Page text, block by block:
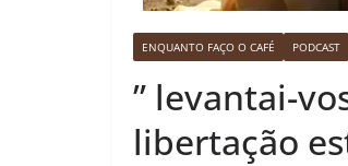
ENQUANTO FAÇO O CAFÉ PODCAST
” levantai-
libertação